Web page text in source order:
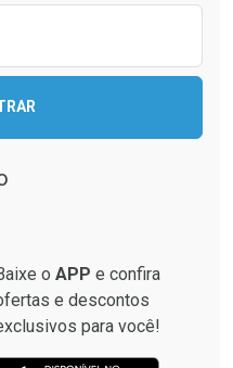
o APP e confira
e descontos
para você!